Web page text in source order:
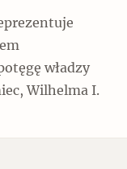
władzy
Wilhelma I.